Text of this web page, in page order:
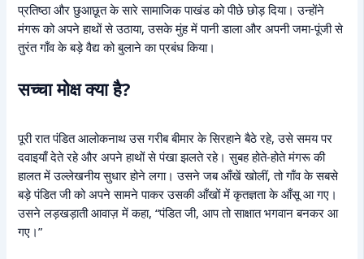
प्रतिष्ठा और छुआछूत के सारे सामाजिक पाखंड को पीछे छोड़ दिया। उन्होंने
मंगरू को अपने हाथों से उठाया, उसके मुंह में पानी डाला और अपनी जमा-पूंजी से
तुरंत गाँव के बड़े वैद्य को बुलाने का प्रबंध किया।
सच्चा मोक्ष क्या है?
पूरी रात पंडित आलोकनाथ उस गरीब बीमार के सिरहाने बैठे रहे, उसे समय पर
दवाइयाँ देते रहे और अपने हाथों से पंखा झलते रहे। सुबह होते-होते मंगरू की
हालत में उल्लेखनीय सुधार होने लगा। उसने जब आँखें खोलीं, तो गाँव के सबसे
बड़े पंडित जी को अपने सामने पाकर उसकी आँखों में कृतज्ञता के आँसू आ गए।
उसने लड़खड़ाती आवाज़ में कहा, “पंडित जी, आप तो साक्षात भगवान बनकर आ
गए।”